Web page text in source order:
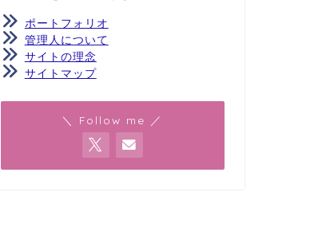
ポートフォリオ
管理人について
サイトの理念
サイトマップ
＼ Follow me ／